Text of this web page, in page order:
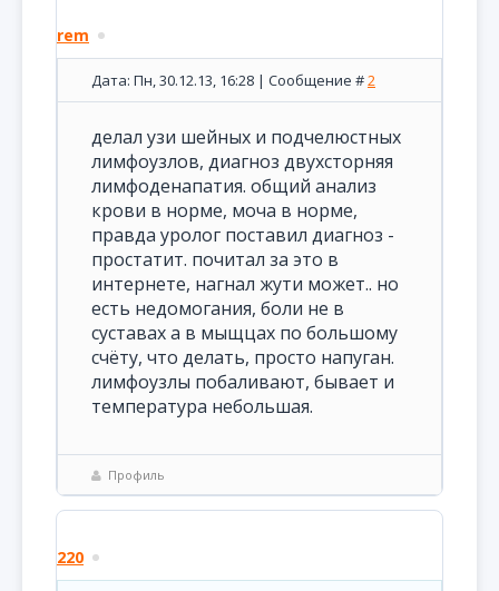
rem
Дата: Пн, 30.12.13, 16:28 | Сообщение #2
делал узи шейных и подчелюстных
лимфоузлов, диагноз двухсторняя
лимфоденапатия. общий анализ
крови в норме, моча в норме,
правда уролог поставил диагноз -
простатит. почитал за это в
интернете, нагнал жути может.. но
есть недомогания, боли не в
суставах а в мыщцах по большому
счёту, что делать, просто напуган.
лимфоузлы побаливают, бывает и
температура небольшая.
Профиль
220